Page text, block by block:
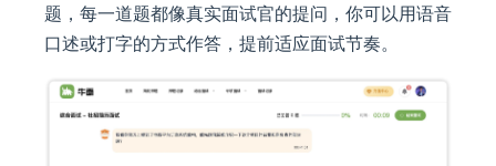
题，每一道题都像真实面试官的提问，你可以用语音
口述或打字的方式作答，提前适应面试节奏。